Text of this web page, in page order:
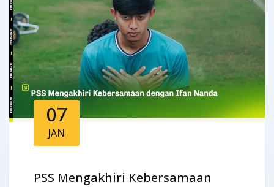
07
JAN
PSS Mengakhiri Kebersamaan